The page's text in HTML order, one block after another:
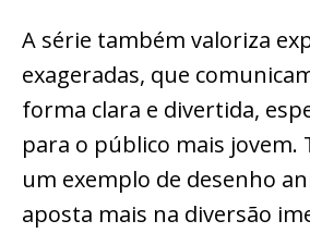
A série também valoriza
exageradas, que
forma clara e divertida,
para o público mais jovem.
um exemplo de desenho
aposta mais na diversão